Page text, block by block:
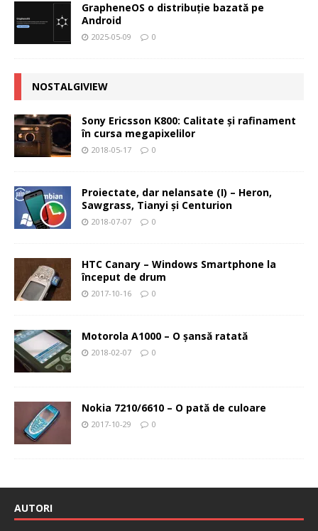
GrapheneOS o distribuție bazată pe
Android
2025-05-09 0
NOSTALGIVIEW
Sony Ericsson K800: Calitate şi rafinament
în cursa megapixelilor
2018-05-17 0
Proiectate, dar nelansate (I) – Heron,
Sawgrass, Tianyi şi Centurion
2018-07-07 0
HTC Canary – Windows Smartphone la
început de drum
2017-10-16 0
Motorola A1000 – O şansă ratată
2018-02-07 0
Nokia 7210/6610 – O pată de culoare
2017-10-29 0
AUTORI